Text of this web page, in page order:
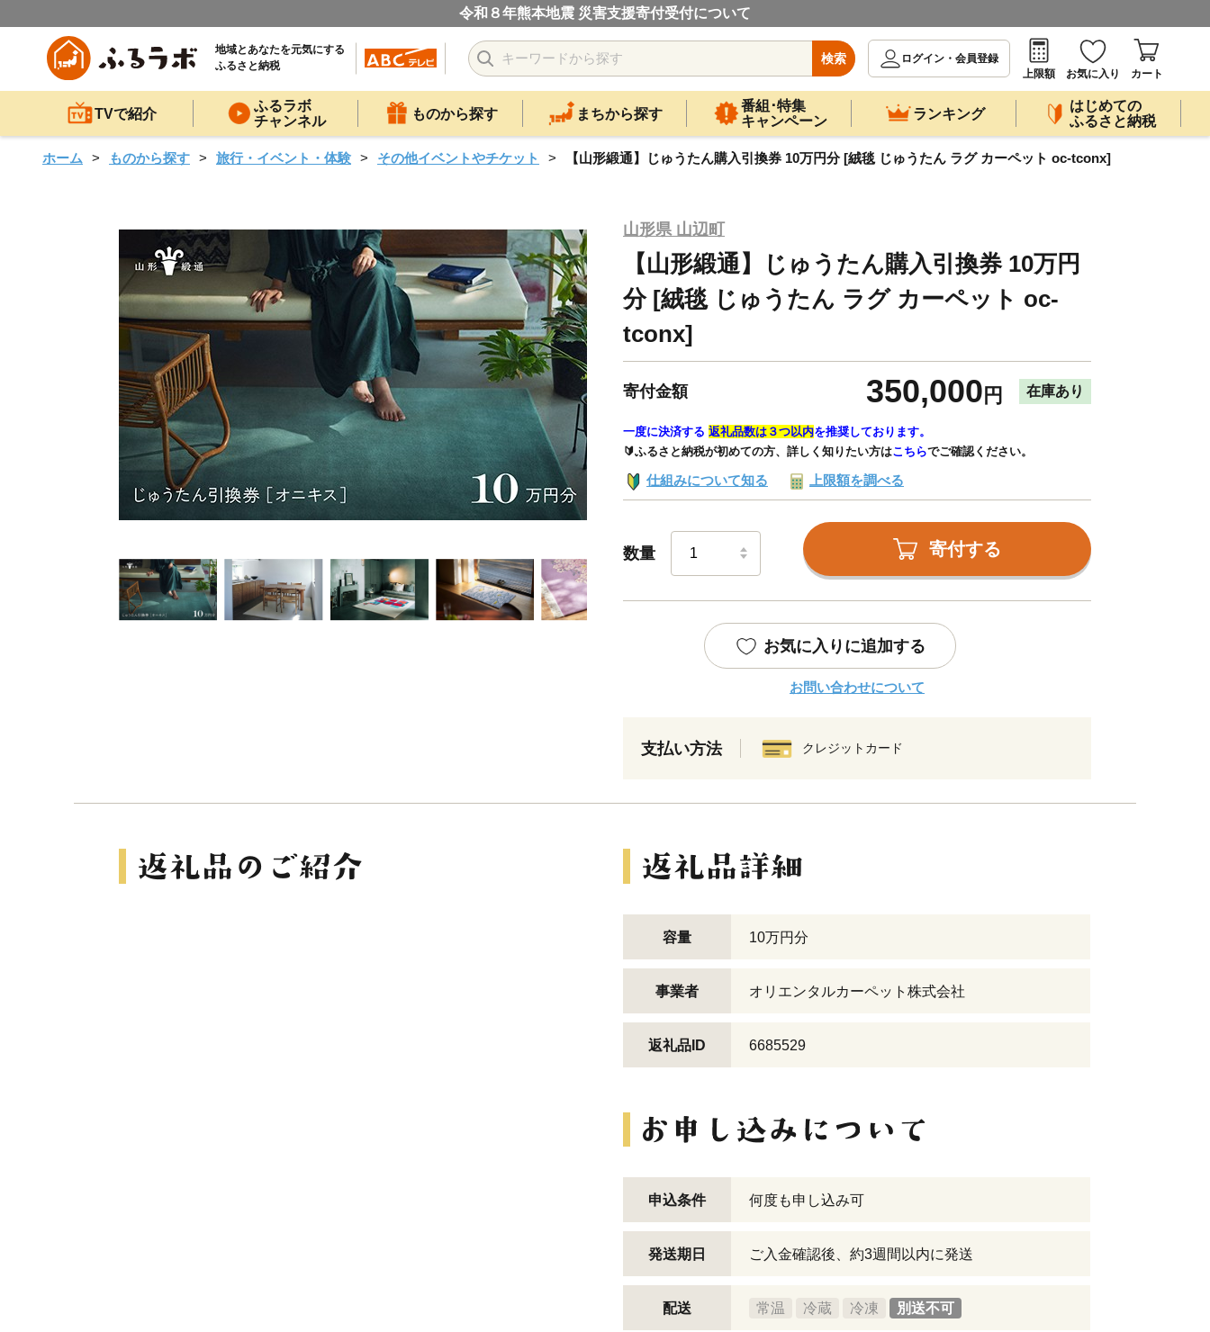
令和８年熊本地震 災害支援寄付受付について
地域とあなたを元気にする
ふるさと納税
検索
ログイン・会員登録
上限額
お気に入り カート
TVで紹介
ふるラボ
チャンネル
ものから探す まちから探す
番組･特集
キャンペーン
ランキング
はじめての
ふるさと納税
ホーム ものから探す 旅行・イベント・体験 その他イベントやチケット 【山形緞通】じゅうたん購入引換券 10万円分 [絨毯 じゅうたん ラグ カーペット oc-tconx]
山形県 山辺町
【山形緞通】じゅうたん購入引換券 10万円
分 [絨毯 じゅうたん ラグ カーペット oc-
tconx]
寄付金額 350,000 円 在庫あり
一度に決済する 返礼品数は３つ以内を推奨しております。
🔰ふるさと納税が初めての方、詳しく知りたい方はこちらでご確認ください。
仕組みについて知る 上限額を調べる
数量 寄付する
お気に入りに追加する
お問い合わせについて
支払い方法 クレジットカード
容量 10万円分
事業者 オリエンタルカーペット株式会社
返礼品ID 6685529
申込条件 何度も申し込み可
発送期日 ご入金確認後、約3週間以内に発送
配送 常温 冷蔵 冷凍 別送不可